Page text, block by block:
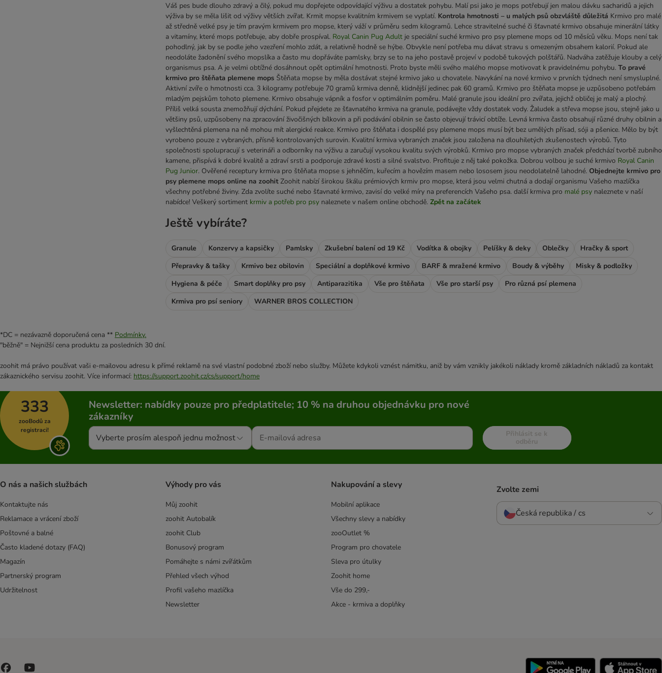
Váš pes bude dlouho zdravý a čilý, pokud mu dopřejete odpovídající výživu a dostatek pohybu. Malí psi jako je mops potřebují jen malou dávku sacharidů a jejich
výživa by se měla lišit od výživy větších zvířat. Krmit mopse kvalitním krmivem se vyplatí. Kontrola hmotnosti – u malých psů obzvláště důležitá Krmivo pro malé
až středně velké psy je tím pravým krmivem pro mopse, který váží v průměru sedm kilogramů. Lehce stravitelné suché či šťavnaté krmivo obsahuje minerální látky
a vitamíny, které mops potřebuje, aby dobře prospíval. Royal Canin Pug Adult je speciální suché krmivo pro psy plemene mops od 10 měsíců věku. Mops není tak
pohodlný, jak by se podle jeho vzezření mohlo zdát, a relativně hodně se hýbe. Obvykle není potřeba mu dávat stravu s omezeným obsahem kalorií. Pokud ale
neodoláte žadonění svého mopslíka a často mu dopřáváte pamlsky, brzy se to na jeho postavě projeví v podobě tukových polštářů. Nadváha zatěžuje klouby a celý
organismus psa. A je velmi obtížné dosáhnout opět optimální hmotnosti. Proto byste měli svého malého mopse motivovat k pravidelnému pohybu. To pravé
krmivo pro štěňata plemene mops Štěňata mopse by měla dostávat stejné krmivo jako u chovatele. Navykání na nové krmivo v prvních týdnech není smysluplné.
Aktivní zvíře o hmotnosti cca. 3 kilogramy potřebuje 70 gramů krmiva denně, klidnější jedinec pak 60 gramů. Krmivo pro štěňata mopse je uzpůsobeno potřebám
mladým pejskům tohoto plemene. Krmivo obsahuje vápník a fosfor v optimálním poměru. Malé granule jsou ideální pro zvířata, jejichž obličej je malý a plochý.
Příliš velká sousta znemožňují dýchání. Pokud přejdete ze šťavnatého krmiva na granule, podávejte vždy dostatek vody. Žaludek a střeva mopse jsou, stejně jako u
většiny psů, uzpůsobeny na zpracování živočišných bílkovin a při podávání obilnin se často objevují trávicí obtíže. Levná krmiva často obsahují různé druhy obilnin a
vyšlechtěná plemena na ně mohou mít alergické reakce. Krmivo pro štěňata i dospělé psy plemene mops musí být bez umělých přísad, sóji a pšenice. Mělo by být
vyrobeno pouze z vybraných, přísně kontrolovaných surovin. Kvalitní krmiva vybraných značek jsou založena na dlouhiletých zkušenostech výrobů. Tyto
společnosti spolupracují s veterináři a odborníky na výživu a zaručují vysokou kvalitu svých výrobků. Krmivo pro mopse vybraných značek předchází tvorbě zubního
kamene, přispívá k dobré kvalitě a zdraví srsti a podporuje zdravé kosti a silné svalstvo. Profituje z něj také pokožka. Dobrou volbou je suché krmivo Royal Canin
Pug Junior. Ověřené receptury krmiva pro štěňata mopse s jehněčím, kuřecím a hovězím masem nebo lososem jsou neodolatelně lahodné. Objednejte krmivo pro
psy plemene mops online na zoohitZoohit nabízí širokou škálu prémiových krmiv pro mopse, která jsou velmi chutná a dodají organismu Vašeho mazlíčka
všechny potřebné živiny. Zda zvolíte suché nebo šťavnaté krmivo, zavisí do velké míry na preferencích Vašeho psa. další krmiva pro malé psy naleznete v naší
nabídce! Veškerý sortiment krmiv a potřeb pro psy naleznete v našem online obchodě. Zpět na začátek
Ještě vybíráte?
Granule Konzervy a kapsičky Pamlsky Zkušební balení od 19 Kč Vodítka & obojky Pelíšky & deky Oblečky
Hračky & sport
Přepravky & tašky
Krmivo bez obilovin Speciální a doplňkové krmivo BARF & mražené krmivo Boudy & výběhy
Misky & podložky
Hygiena & péče
Smart doplňky pro psy Antiparazitika Vše pro štěňata Vše pro starší psy
Pro různá psí plemena
Krmiva pro psí seniory
WARNER BROS COLLECTION
*DC = nezávazně doporučená cena ** Podmínky.
"běžně" = Nejnižší cena produktu za posledních 30 dní.
zoohit má právo používat vaši e-mailovou adresu k přímé reklamě na své vlastní podobné zboží nebo služby. Můžete kdykoli vznést námitku, aniž by vám vznikly jakékoli náklady kromě základních nákladů za kontakt
zákaznického servisu zoohit. Více informací: https://support.zoohit.cz/cs/support/home
333
zooBodů za
registraci!
Newsletter: nabídky pouze pro předplatitele; 10 % na druhou objednávku pro nové
zákazníky
Vyberte prosím alespoň jednu možnost
Přihlásit se k
odběru
O nás a našich službách
Kontaktujte nás
Reklamace a vrácení zboží
Poštovné a balné
Často kladené dotazy (FAQ)
Magazín
Partnerský program
Udržitelnost
Výhody pro vás
Můj zoohit
zoohit Autobalík
zoohit Club
Bonusový program
Pomáhejte s námi zvířátkům
Přehled všech výhod
Profil vašeho mazlíčka
Newsletter
Nakupování a slevy
Mobilní aplikace
Všechny slevy a nabídky
zooOutlet %
Program pro chovatele
Sleva pro útulky
Zoohit home
Vše do 299,-
Akce - krmiva a doplňky
Zvolte zemi
Česká republika / cs